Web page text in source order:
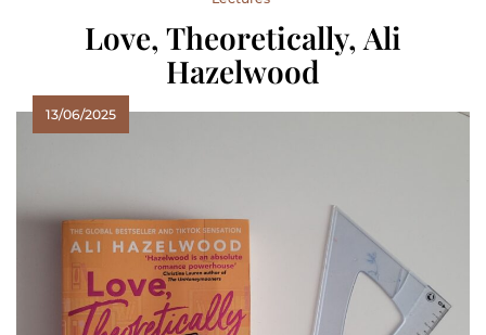
Love, Theoretically, Ali
Hazelwood
13/06/2025